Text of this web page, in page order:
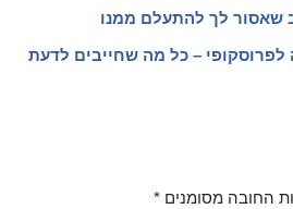
שאסור לך להתעלם ממנו
לפרוסקופי – כל מה שחייבים לדעת
החובה מסומנים *